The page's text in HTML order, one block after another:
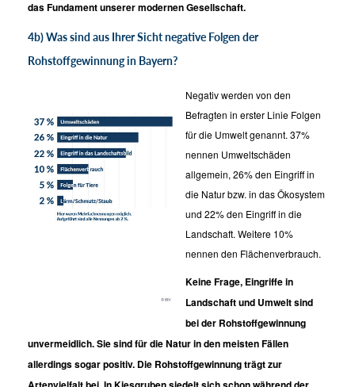
das Fundament unserer modernen Gesellschaft.
4b) Was sind aus Ihrer Sicht negative Folgen der
Rohstoffgewinnung in Bayern?
Negativ werden von den
Befragten in erster Linie Folgen
für die Umwelt genannt. 37%
nennen Umweltschäden
allgemein, 26% den Eingriff in
die Natur bzw. in das Ökosystem
und 22% den Eingriff in die
Landschaft. Weitere 10%
nennen den Flächenverbrauch.
Keine Frage, Eingriffe in
Landschaft und Umwelt sind
bei der Rohstoffgewinnung
unvermeidlich. Sie sind für die Natur in den meisten Fällen
allerdings sogar positiv. Die Rohstoffgewinnung trägt zur